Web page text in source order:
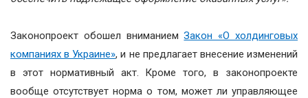
Законопроект обошел вниманиемЗакон «О холдинговых
компаниях в Украине», и не предлагает внесение изменений
в этот нормативный акт. Кроме того, в законопроекте
вообще отсутствует норма о том, может ли управляющее